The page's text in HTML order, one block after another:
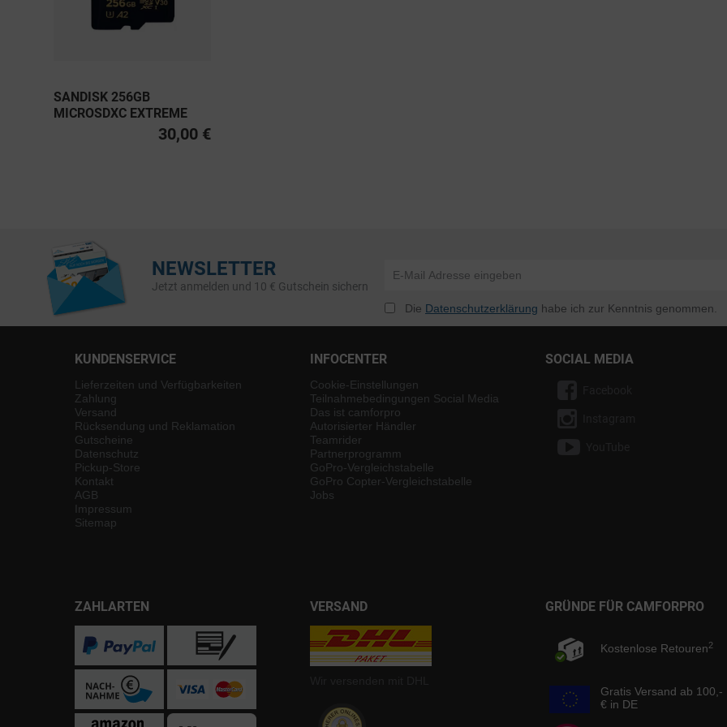
SANDISK 256GB
MICROSDXC EXTREME
PRO UHS-I U3, CLASS 10
30,00 €
NEWSLETTER
Jetzt anmelden und 10 € Gutschein sichern
Die Datenschutzerklärung habe ich zur Kenntnis genommen.
KUNDENSERVICE
Lieferzeiten und Verfügbarkeiten
Zahlung
Versand
Rücksendung und Reklamation
Gutscheine
Datenschutz
Pickup-Store
Kontakt
AGB
Impressum
Sitemap
INFOCENTER
Cookie-Einstellungen
Teilnahmebedingungen Social Media
Das ist camforpro
Autorisierter Händler
Teamrider
Partnerprogramm
GoPro-Vergleichstabelle
GoPro Copter-Vergleichstabelle
Jobs
SOCIAL MEDIA
ZAHLARTEN VERSAND GRÜNDE FÜR CAMFORPRO
Kostenlose Retouren2
Gratis Versand ab 100,-
€ in DE